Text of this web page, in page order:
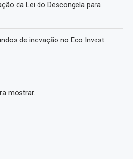
da Lei do Descongela para
de inovação no Eco Invest
mostrar.